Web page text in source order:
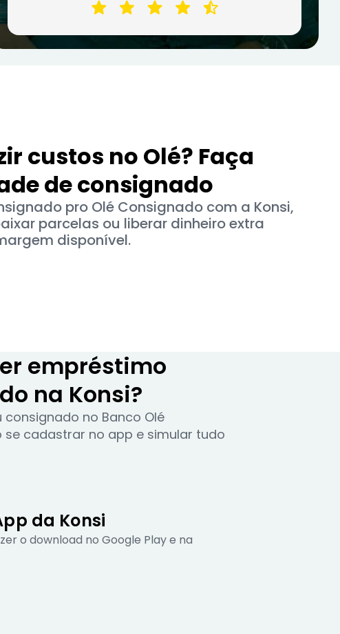
custos no Olé? Faça
de consignado
pro Olé Consignado com a Konsi,
parcelas ou liberar dinheiro extra
disponível.
empréstimo
na Konsi?
no Banco Olé
se cadastrar no app e simular tudo
da Konsi
o download no Google Play e na